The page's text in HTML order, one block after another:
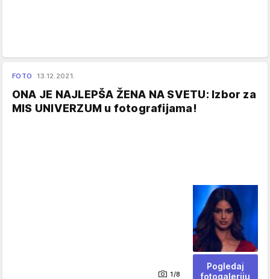
FOTO 13.12.2021.
ONA JE NAJLEPŠA ŽENA NA SVETU: Izbor za
MIS UNIVERZUM u fotografijama!
1/8
Pogledaj
fotogaleriju